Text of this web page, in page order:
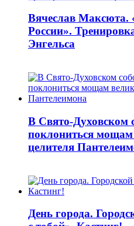
Вячеслав Максюта.
России».
Энгельса
В Свято-Духовском
поклониться
целителя
День города.